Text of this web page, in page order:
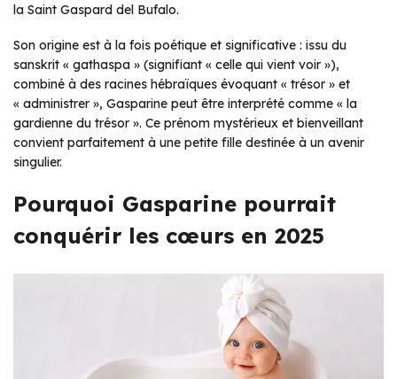
la Saint Gaspard del Bufalo.
Son origine est à la fois poétique et significative : issu du
sanskrit « gathaspa » (signifiant « celle qui vient voir »),
combiné à des racines hébraïques évoquant « trésor » et
« administrer », Gasparine peut être interprété comme « la
gardienne du trésor ». Ce prénom mystérieux et bienveillant
convient parfaitement à une petite fille destinée à un avenir
singulier.
Pourquoi Gasparine pourrait
conquérir les cœurs en 2025